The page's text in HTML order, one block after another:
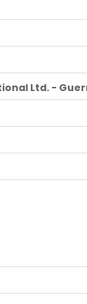
Ltd. -